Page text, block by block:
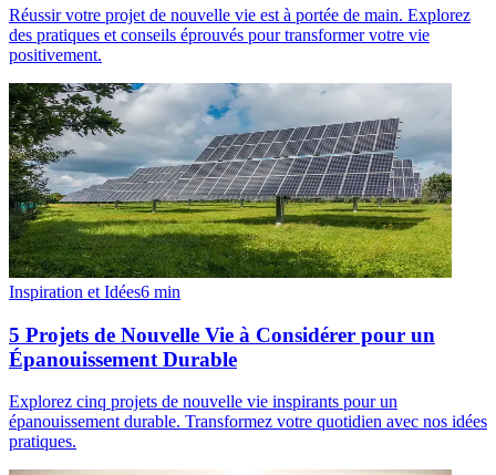
Réussir votre projet de nouvelle vie est à portée de main. Explorez
des pratiques et conseils éprouvés pour transformer votre vie
positivement.
Inspiration et Idées6 min
5 Projets de Nouvelle Vie à Considérer pour un
Épanouissement Durable
Explorez cinq projets de nouvelle vie inspirants pour un
épanouissement durable. Transformez votre quotidien avec nos idées
pratiques.